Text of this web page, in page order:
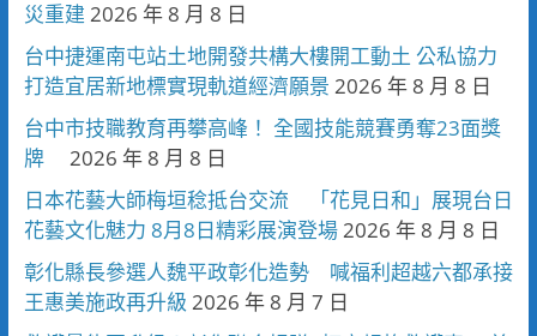
災重建 2026 年 8 月 8 日
台中捷運南屯站土地開發共構大樓開工動土 公私協力
打造宜居新地標實現軌道經濟願景 2026 年 8 月 8 日
台中市技職教育再攀高峰！ 全國技能競賽勇奪23面獎
牌
2026 年 8 月 8 日
日本花藝大師梅垣稔抵台交流 「花見日和」展現台日
花藝文化魅力 8月8日精彩展演登場2026 年 8 月 8 日
彰化縣長參選人魏平政彰化造勢 喊福利超越六都承接
王惠美施政再升級 2026 年 8 月 7 日